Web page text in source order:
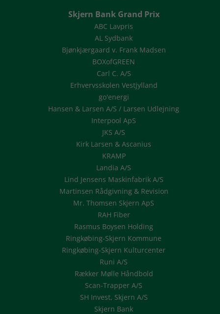
Skjern Bank Grand Prix
ABC Lavpris
AL Sydbank
Bjønkjærgaard v. Frank Madsen
BOXofGREEN
Carl C. A/S
Erhvervsskolen Vestjylland
go'energi
Hansen & Larsen A/S / Larsen Udlejning
Interpool ApS
JKS A/S
Kirk Larsen & Ascanius
KRAMP
Landia A/S
Lind Jensens Maskinfabrik A/S
Martinsen Rådgivning & Revision
Mr. Thomsen Skjern ApS
RAH Fiber
Rasmus Boysen Holding
Ringkøbing-Skjern Kommune
Ringkøbing-Skjern Kulturcenter
Runi A/S
Rækker Mølle Håndbold
Scan-Trapper A/S
SH Invest, Skjern A/S
Skjern Bank